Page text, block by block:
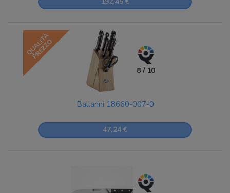
QUALITÀ
PREZZO
8 / 10
Ballarini 18660-007-0
47,24 €